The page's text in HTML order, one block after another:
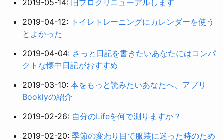
2019-05-14: 旧ブログリニューアルします
2019-04-12: トイレトレーニングにカレンダーを使う
とよかった
2019-04-04: さっと日記を書きたいあなたにはコンパ
クトな懐中日記がおすすめ
2019-03-10: 本をもっと読みたいあなたへ、アプリ
Booklyの紹介
2019-02-26: 自分のLifeを何で測りますか？
2019-02-20: 季節の変わり目で服装に迷った時のため